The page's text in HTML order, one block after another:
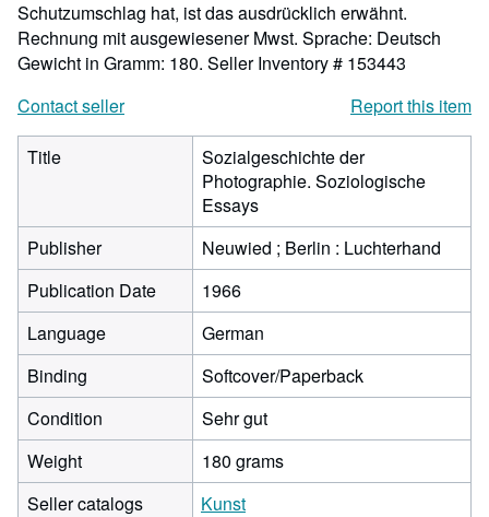
Schutzumschlag hat, ist das ausdrücklich erwähnt.
Rechnung mit ausgewiesener Mwst. Sprache: Deutsch
Gewicht in Gramm: 180. Seller Inventory # 153443
Contact seller
Report this item
Title
Sozialgeschichte der
Photographie. Soziologische
Essays
Publisher
Neuwied ; Berlin : Luchterhand
Publication Date
1966
Language
German
Binding
Softcover/Paperback
Condition
Sehr gut
Weight
180 grams
Seller catalogs
Kunst